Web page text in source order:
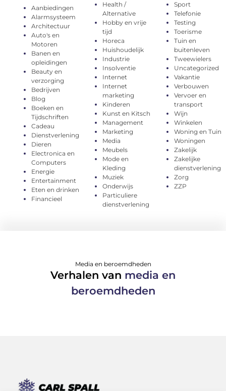
Aanbiedingen
Alarmsysteem
Architectuur
Auto's en
Motoren
Banen en
opleidingen
Beauty en
verzorging
Bedrijven
Blog
Boeken en
Tijdschriften
Cadeau
Dienstverlening
Dieren
Electronica en
Computers
Energie
Entertainment
Eten en drinken
Financieel
Health /
Alternative
Hobby en vrije
tijd
Horeca
Huishoudelijk
Industrie
Insolventie
Internet
Internet
marketing
Kinderen
Kunst en Kitsch
Management
Marketing
Media
Meubels
Mode en
Kleding
Muziek
Onderwijs
Particuliere
dienstverlening
Sport
Telefonie
Testing
Toerisme
Tuin en
buitenleven
Tweewielers
Uncategorized
Vakantie
Verbouwen
Vervoer en
transport
Wijn
Winkelen
Woning en Tuin
Woningen
Zakelijk
Zakelijke
dienstverlening
Zorg
ZZP
Media en beroemdheden
Verhalen van media en
beroemdheden